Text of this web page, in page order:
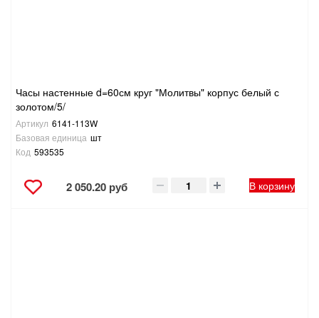
Часы настенные d=60см круг "Молитвы" корпус белый с
золотом/5/
Артикул 6141-113W
Базовая единица шт
Код 593535
2 050.20 руб В корзину